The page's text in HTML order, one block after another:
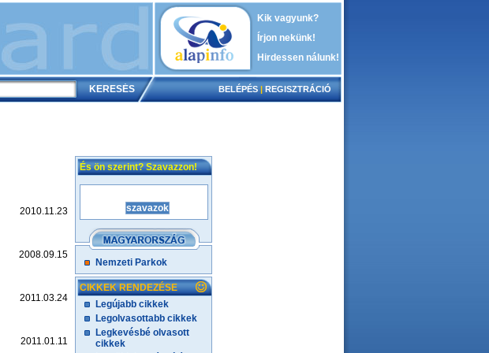
Kik vagyunk?
Írjon nekünk!
Hirdessen nálunk!
BELÉPÉS | REGISZTRÁCIÓ
2010.11.23
2008.09.15
2011.03.24
2011.01.11
És ön szerint? Szavazzon!
Nemzeti Parkok
CIKKEK RENDEZÉSE
Legújabb cikkek
Legolvasottabb cikkek
Legkevésbé olvasott
cikkek